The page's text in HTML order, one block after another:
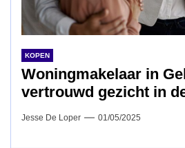
KOPEN
Woningmakelaar in
vertrouwd gezicht in
Jesse De Loper 01/05/2025